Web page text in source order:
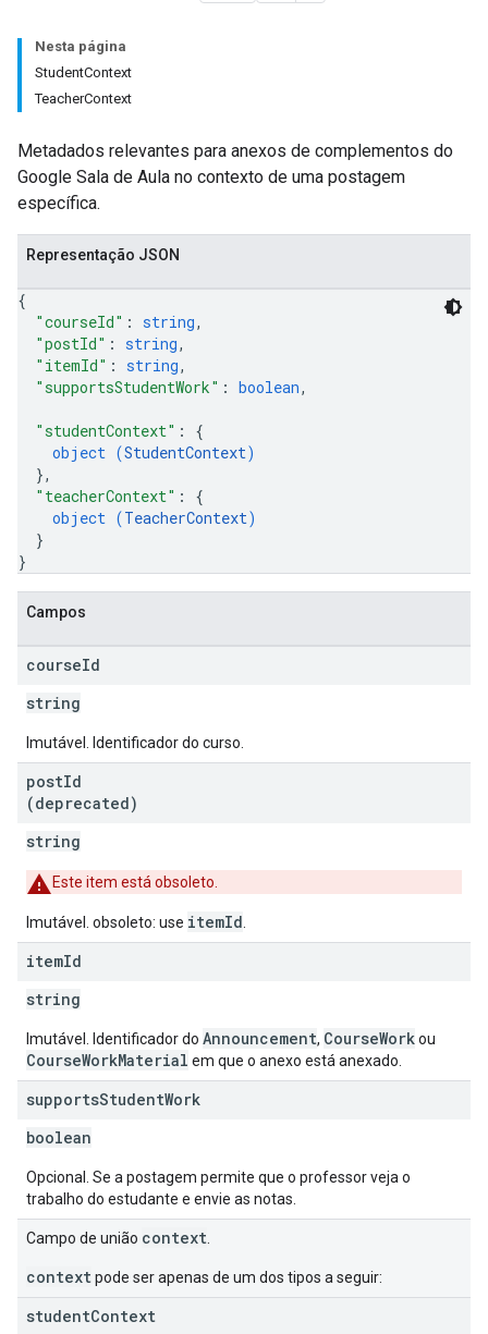
Nesta página
StudentContext
TeacherContext
Metadados relevantes para anexos de complementos do
Google Sala de Aula no contexto de uma postagem
específica.
Representação JSON
{
"courseId" : string,
"postId" : string,
"itemId" : string,
"supportsStudentWork" : boolean,
"studentContext" : {
object (StudentContext)
},
"teacherContext" : {
object (TeacherContext)
}
}
Campos
courseId
string
Imutável. Identificador do curso.
postId
(deprecated)
string
Este item está obsoleto.
Imutável. obsoleto: use itemId
itemId
string
Imutável. Identificador do Announcement, CourseWorkou
CourseWorkMaterial em que o anexo está anexado.
supportsStudentWork
boolean
Opcional. Se a postagem permite que o professor veja o
trabalho do estudante e envie as notas.
Campo de união context
contextpode ser apenas de um dos tipos a seguir:
studentContext